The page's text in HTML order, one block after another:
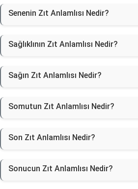
Senenin Zıt Anlamlısı Nedir?
Sağlıklının Zıt Anlamlısı Nedir?
Sağın Zıt Anlamlısı Nedir?
Somutun Zıt Anlamlısı Nedir?
Son Zıt Anlamlısı Nedir?
Sonucun Zıt Anlamlısı Nedir?